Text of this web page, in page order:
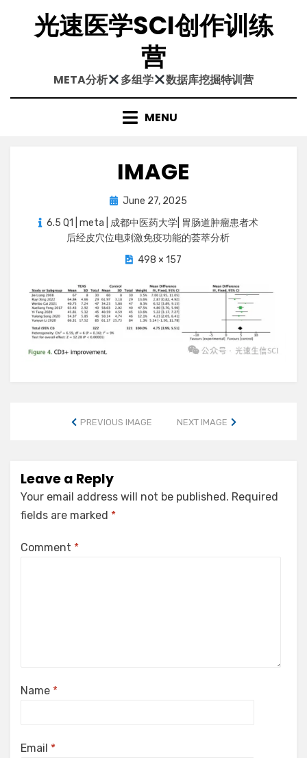
content光速医学SCI创作训练
营
META分析 多组学 数据库挖掘特训营
MENU
IMAGE
Posted
on
June 27, 2025
6.5 Q1 | meta | 成都中医药大学| 胃肠道肿瘤患者术
后经皮穴位电刺激免疫功能的荟萃分析
498 × 157
PREVIOUS IMAGE NEXT IMAGE
Leave a Reply
Your email address will not be published. Required
fields are marked *
Comment *
Name *
Email *